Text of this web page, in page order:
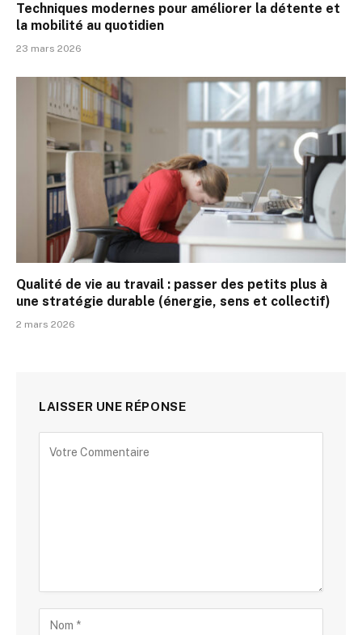
Techniques modernes pour améliorer la détente et
la mobilité au quotidien
23 mars 2026
Qualité de vie au travail : passer des petits plus à
une stratégie durable (énergie, sens et collectif)
2 mars 2026
LAISSER UNE RÉPONSE